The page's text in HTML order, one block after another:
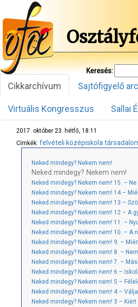
Keresés:
Cikkarchívum Sajtófigyelő
Virtuális Kongresszus Sallai
2017. október 23. hétfő, 18:11
Címkék: felvételi középiskola
Neked mindegy? Nekem nem!
Neked mindegy? Nekem nem!
Neked mindegy? Nekem nem! 15. –
Neked mindegy? Nekem nem! 14 –
Neked mindegy? Nekem nem! 13 –
Neked mindegy? Nekem nem! 12 – A
Neked mindegy? Nekem nem! 11. –
Neked mindegy? Nekem nem! 10. – A
Neked mindegy? Nekem nem! 9. –
Neked mindegy? Nekem nem! 8. –
Neked mindegy? Nekem nem! 7. –
Neked mindegy? Nekem nem! 6.–
Neked mindegy? Nekem nem! 5 –
Neked mindegy? Nekem nem! 4 –
Neked mindegy? Nekem nem! 3 –